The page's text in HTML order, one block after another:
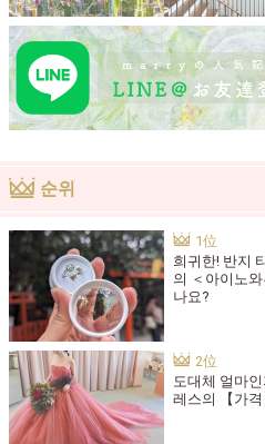
순위
희귀한! 반지
의 ＜아이노
나요?
도대체 얼마
레스의 【가